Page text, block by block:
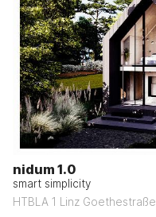
nidum 1.0
smart simplicity
HTBLA 1 Linz Goethestraße